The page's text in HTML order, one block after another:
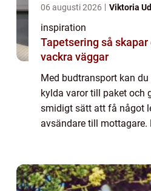
06 augusti 2026 Viktoria
inspiration
Tapetsering så skapar du hållbara och
vackra väggar
Med budtransport kan
kylda varor till paket och
smidigt sätt att få något
avsändare till mottagare.